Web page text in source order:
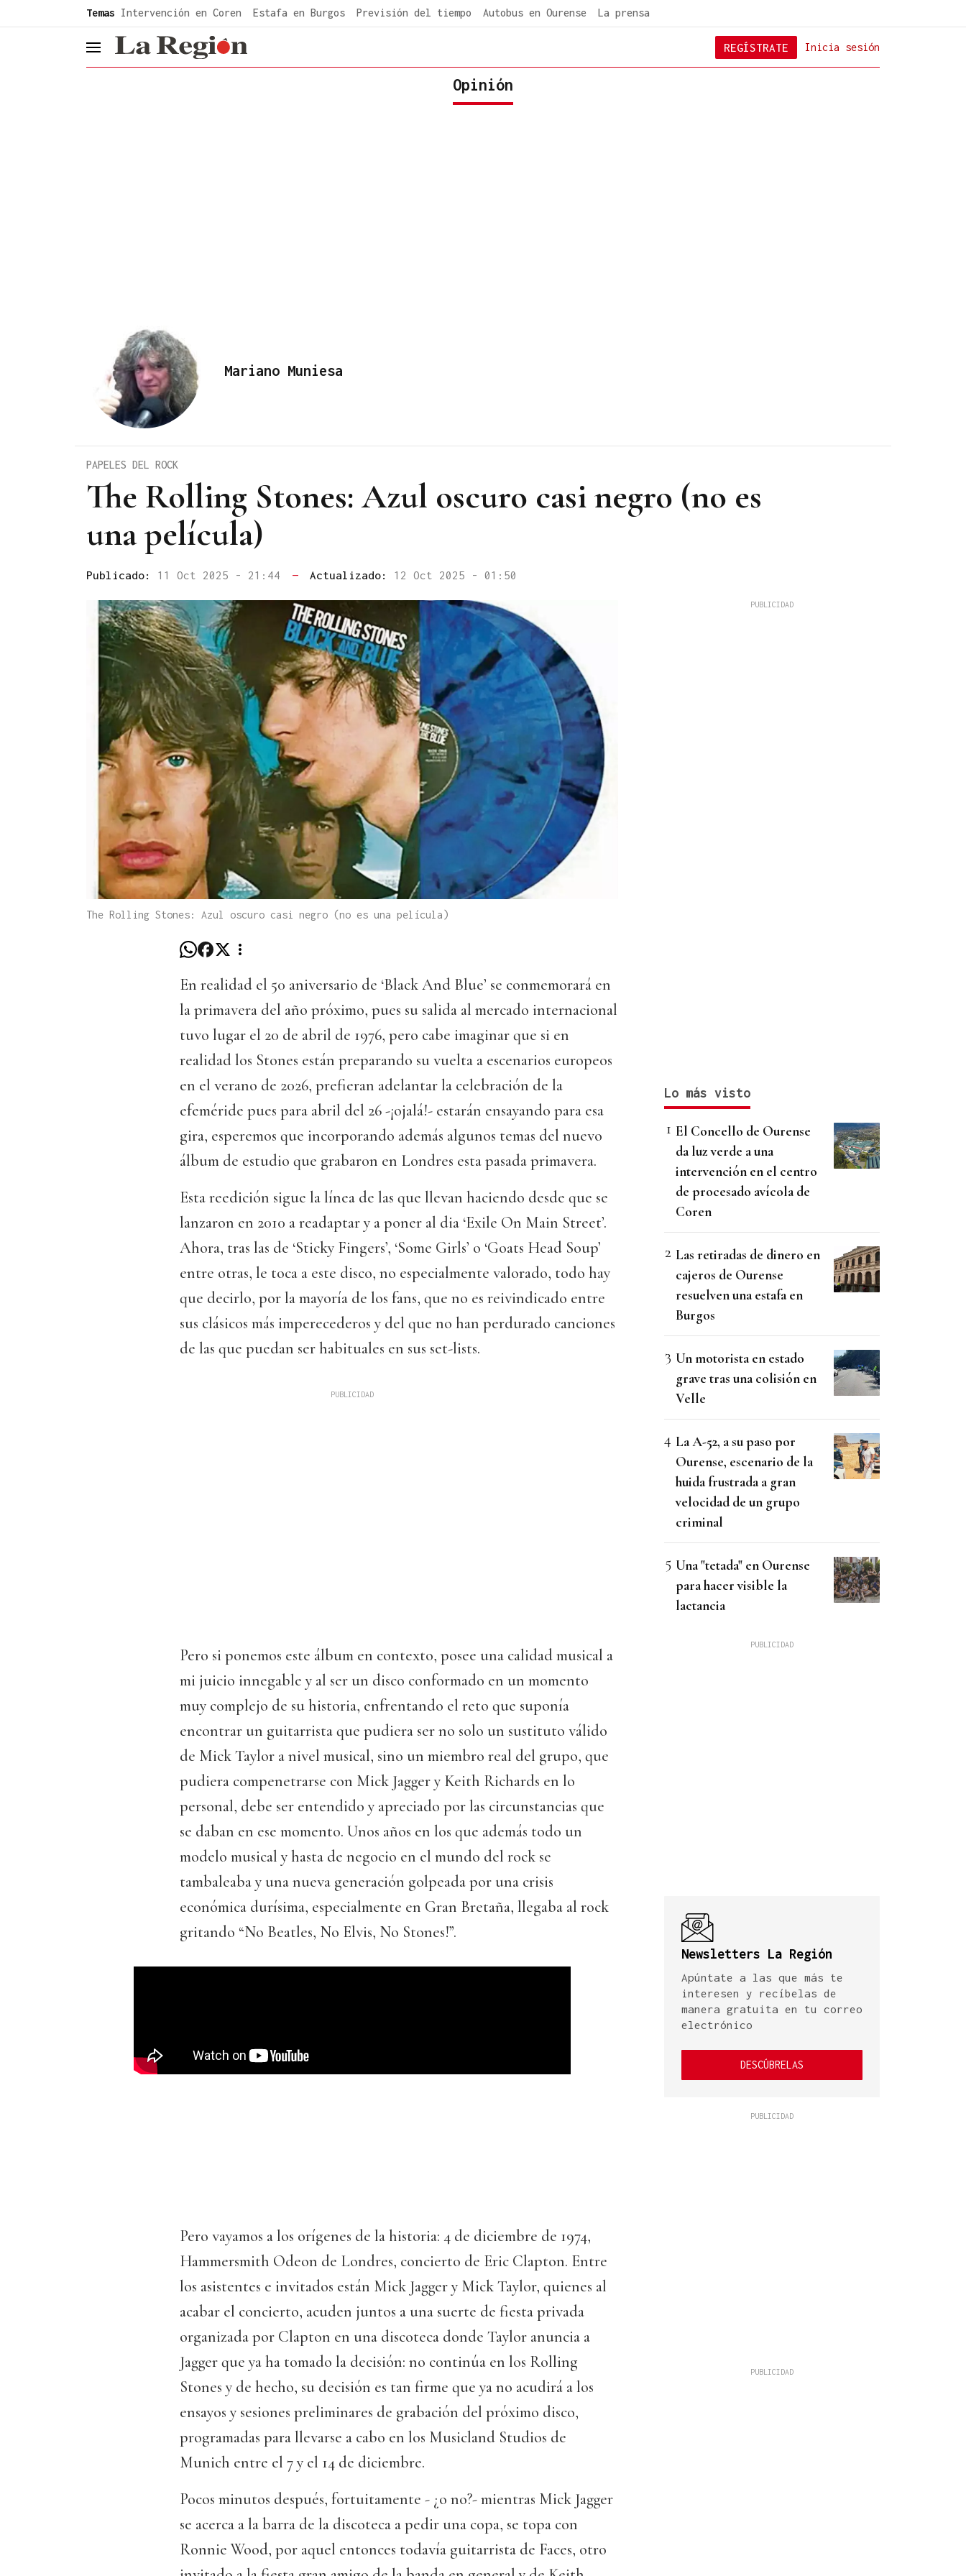
Temas Intervención en Coren Estafa en Burgos Previsión del tiempo Autobus en Ourense La prensa
header.menu.open Inicia sesión
REGÍSTRATE
Opinión
Mariano Muniesa
The Rolling Stones: Azul oscuro casi negro (no es
una película)
PAPELES DEL ROCK
Publicado: 11 Oct 2025 - 21:44 — Actualizado: 12 Oct 2025 - 01:50
The Rolling Stones: Azul oscuro casi negro (no es una película)
En realidad el 50 aniversario de ‘Black And Blue’ se conmemorará en
la primavera del año próximo, pues su salida al mercado internacional
tuvo lugar el 20 de abril de 1976, pero cabe imaginar que si en
realidad los Stones están preparando su vuelta a escenarios europeos
en el verano de 2026, prefieran adelantar la celebración de la
efeméride pues para abril del 26 -¡ojalá!- estarán ensayando para esa
gira, esperemos que incorporando además algunos temas del nuevo
álbum de estudio que grabaron en Londres esta pasada primavera.
Esta reedición sigue la línea de las que llevan haciendo desde que se
lanzaron en 2010 a readaptar y a poner al dia ‘Exile On Main Street’.
Ahora, tras las de ‘Sticky Fingers’, ‘Some Girls’ o ‘Goats Head Soup’
entre otras, le toca a este disco, no especialmente valorado, todo hay
que decirlo, por la mayoría de los fans, que no es reivindicado entre
sus clásicos más imperecederos y del que no han perdurado canciones
de las que puedan ser habituales en sus set-lists.
Pero si ponemos este álbum en contexto, posee una calidad musical a
mi juicio innegable y al ser un disco conformado en un momento
muy complejo de su historia, enfrentando el reto que suponía
encontrar un guitarrista que pudiera ser no solo un sustituto válido
de Mick Taylor a nivel musical, sino un miembro real del grupo, que
pudiera compenetrarse con Mick Jagger y Keith Richards en lo
personal, debe ser entendido y apreciado por las circunstancias que
se daban en ese momento. Unos años en los que además todo un
modelo musical y hasta de negocio en el mundo del rock se
tambaleaba y una nueva generación golpeada por una crisis
económica durísima, especialmente en Gran Bretaña, llegaba al rock
gritando “No Beatles, No Elvis, No Stones!”.
Pero vayamos a los orígenes de la historia: 4 de diciembre de 1974,
Hammersmith Odeon de Londres, concierto de Eric Clapton. Entre
los asistentes e invitados están Mick Jagger y Mick Taylor, quienes al
acabar el concierto, acuden juntos a una suerte de fiesta privada
organizada por Clapton en una discoteca donde Taylor anuncia a
Jagger que ya ha tomado la decisión: no continúa en los Rolling
Stones y de hecho, su decisión es tan firme que ya no acudirá a los
ensayos y sesiones preliminares de grabación del próximo disco,
programadas para llevarse a cabo en los Musicland Studios de
Munich entre el 7 y el 14 de diciembre.
Pocos minutos después, fortuitamente - ¿o no?- mientras Mick Jagger
se acerca a la barra de la discoteca a pedir una copa, se topa con
Ronnie Wood, por aquel entonces todavía guitarrista de Faces, otro
Lo más visto
El Concello de Ourense
da luz verde a una
intervención en el centro
de procesado avícola de
Coren
Las retiradas de dinero en
cajeros de Ourense
resuelven una estafa en
Burgos
Un motorista en estado
grave tras una colisión en
Velle
La A-52, a su paso por
Ourense, escenario de la
huida frustrada a gran
velocidad de un grupo
criminal
Una "tetada" en Ourense
para hacer visible la
lactancia
Newsletters La Región
Apúntate a las que más te
interesen y recíbelas de
manera gratuita en tu correo
electrónico
DESCÚBRELAS